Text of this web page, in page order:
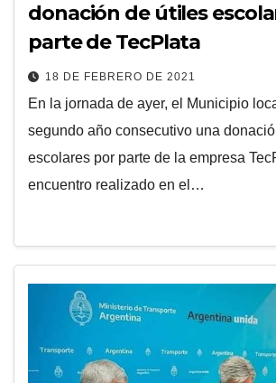
donación de útiles
parte de TecPlata
18 DE FEBRERO DE 2021
En la jornada de ayer, el Municipio
segundo año consecutivo una
escolares por parte de la empresa
encuentro realizado en el…